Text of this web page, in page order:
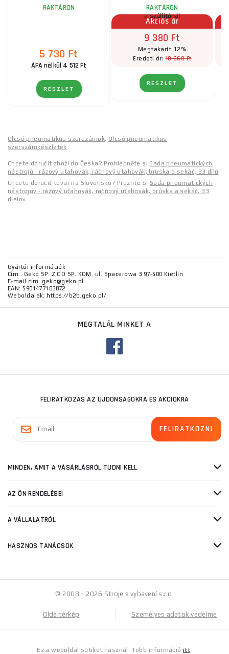
RAKTÁRON
5 730 Ft
ÁFA nélkül 4 512 Ft
RÉSZLET
RAKTÁRON
a szállítónál
Akciós ár
9 380 Ft
Megtakarít 12%
Eredeti ár:10 660 Ft
RÉSZLET
Olcsó pneumatikus szerszámok, Olcsó pneumatikus
szerszámkészletek
Chcete doručit zboží do Česka? Prohlédněte si Sada pneumatických
nástrojů - rázový utahovák, ráčnový utahovák, bruska a sekáč, 33 dílů
Chcete doručiť tovar na Slovensko? Prezrite si Sada pneumatických
nástrojov - rázový uťahovák, račňový uťahovák, brúska a sekáč, 33
dielov
Gyártói információk
Cím : Geko SP. Z OO SP. KOM. ul. Spacerowa 3 97-500 Kietlin
E-mail cím: geko@geko.pl
EAN: 5901477103872
Weboldalak: https://b2b.geko.pl/
MEGTALÁL MINKET A
FELIRATKOZÁS AZ ÚJDONSÁGOKRA ÉS AKCIÓKRA
MINDEN, AMIT A VÁSÁRLÁSRÓL TUDNI KELL
AZ ÖN RENDELÉSEI
A VÁLLALATRÓL
HASZNOS TANÁCSOK
© 2008 - 2026 Stroje a vybavení s.r.o.
Oldaltérkép Személyes adatok védelme
Ez a weboldal sütiket használ. Több információitt.